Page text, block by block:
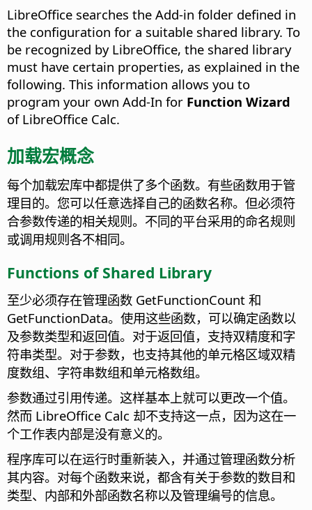
LibreOffice searches the Add-in folder defined in
the configuration for a suitable shared library. To
be recognized by LibreOffice, the shared library
must have certain properties, as explained in the
following. This information allows you to
program your own Add-In for Function Wizard
of LibreOffice Calc.
加载宏概念
每个加载宏库中都提供了多个函数。有些函数用于管
理目的。您可以任意选择自己的函数名称。但必须符
合参数传递的相关规则。不同的平台采用的命名规则
或调用规则各不相同。
Functions of Shared Library
至少必须存在管理函数 GetFunctionCount 和
GetFunctionData。使用这些函数，可以确定函数以
及参数类型和返回值。对于返回值，支持双精度和字
符串类型。对于参数，也支持其他的单元格区域双精
度数组、字符串数组和单元格数组。
参数通过引用传递。这样基本上就可以更改一个值。
然而 LibreOffice Calc 却不支持这一点，因为这在一
个工作表内部是没有意义的。
程序库可以在运行时重新装入，并通过管理函数分析
其内容。对每个函数来说，都含有关于参数的数目和
类型、内部和外部函数名称以及管理编号的信息。